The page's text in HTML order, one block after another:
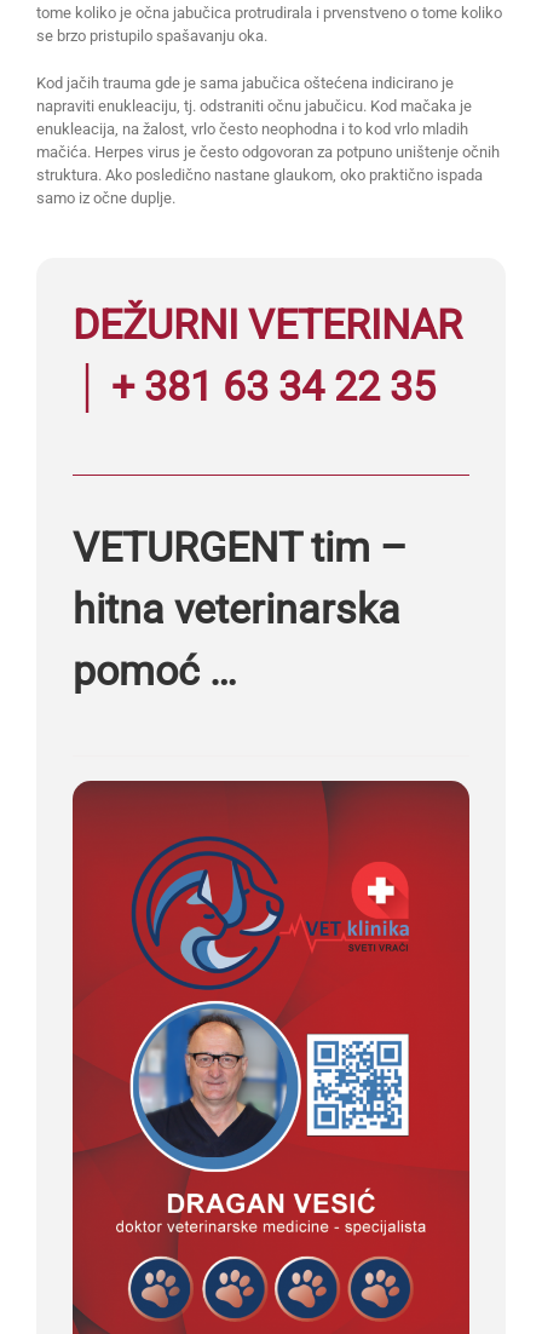
tome koliko je očna jabučica protrudirala i prvenstveno o tome koliko
se brzo pristupilo spašavanju oka.
Kod jačih trauma gde je sama jabučica oštećena indicirano je
napraviti enukleaciju, tj. odstraniti očnu jabučicu. Kod mačaka je
enukleacija, na žalost, vrlo često neophodna i to kod vrlo mladih
mačića. Herpes virus je često odgovoran za potpuno uništenje očnih
struktura. Ako posledično nastane glaukom, oko praktično ispada
samo iz očne duplje.
DEŽURNI VETERINAR
│ + 381 63 34 22 35
VETURGENT tim –
hitna veterinarska
pomoć …